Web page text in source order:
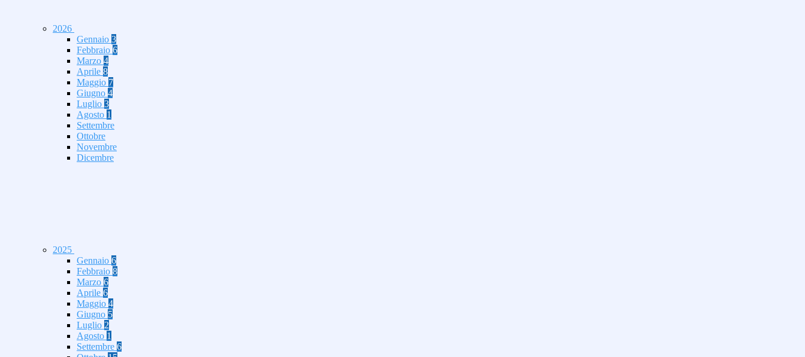
2026
Gennaio 3
Febbraio 6
Marzo 4
Aprile 8
Maggio 7
Giugno 4
Luglio 3
Agosto 1
Settembre
Ottobre
Novembre
Dicembre
2025
Gennaio 6
Febbraio 8
Marzo 6
Aprile 6
Maggio 4
Giugno 5
Luglio 2
Agosto 1
Settembre 6